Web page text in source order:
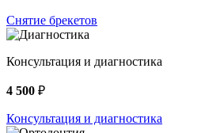
Снятие брекетов
Консультация и диагностика
4 500 ₽
Консультация и диагностика